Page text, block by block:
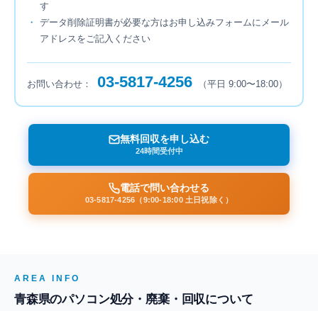
す
データ削除証明書が必要な方はお申し込みフォームにメール
アドレスをご記入ください
お問い合わせ： 03-5817-4256 （平日 9:00〜18:00）
無料回収を申し込む
24時間受付中
電話で問い合わせる
03-5817-4256（9:00-18:00 土日祝除く）
AREA INFO
青森県のパソコン処分・廃棄・回収について